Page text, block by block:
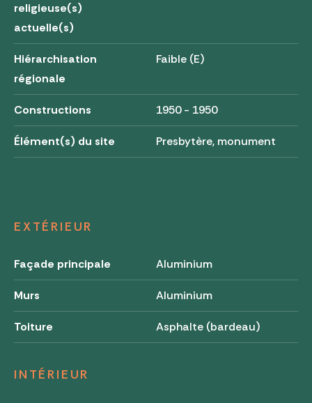
religieuse(s)
actuelle(s)
Hiérarchisation
régionale
Faible (E)
Constructions 1950 - 1950
Élément(s) du site Presbytère, monument
EXTÉRIEUR
Façade principale Aluminium
Murs Aluminium
Toiture Asphalte (bardeau)
INTÉRIEUR